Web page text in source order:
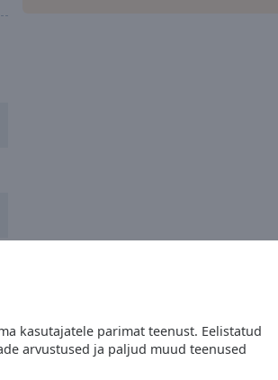
kasutajatele parimat teenust. Eelistatud
arvustused ja paljud muud teenused